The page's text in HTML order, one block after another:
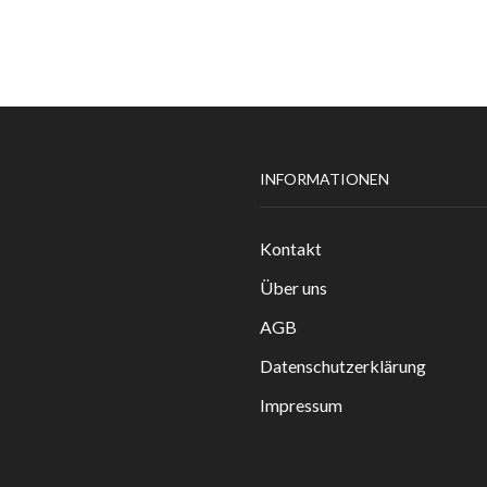
können
ProduktseiteINFORMATIONEN
Kontakt
Über uns
AGB
Datenschutzerklärung
Impressum